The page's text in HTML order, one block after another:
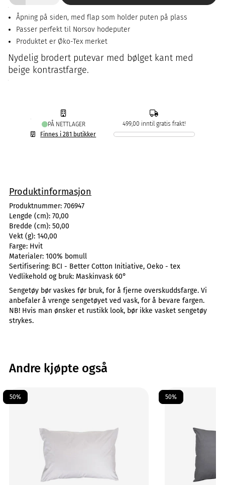
Åpning på siden, med flap som holder puten på plass
Passer perfekt til Norsov hodeputer
Produktet er Øko-Tex merket
Nydelig brodert putevar med bølget kant med
beige kontrastfarge.
PÅ NETTLAGER
Finnes i 281 butikker
499,00 inntil gratis frakt!
Produktinformasjon
Produktnummer: 706947
Lengde (cm): 70,00
Bredde (cm): 50,00
Vekt (g): 140,00
Farge: Hvit
Materialer: 100% bomull
Sertifisering: BCI - Better Cotton Initiative, Oeko - tex
Vedlikehold og bruk: Maskinvask 60°
Sengetøy bør vaskes før bruk, for å fjerne overskuddsfarge. Vi
anbefaler å vrenge sengetøyet ved vask, for å bevare fargen.
NB! Hvis man ønsker et rustikk look, bør ikke vasket sengetøy
strykes.
Andre kjøpte også
50% 50%